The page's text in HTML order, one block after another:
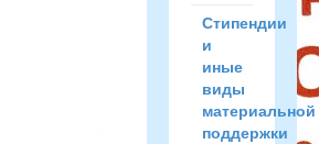
Стипендии
и
иные
виды
материальной
поддержки